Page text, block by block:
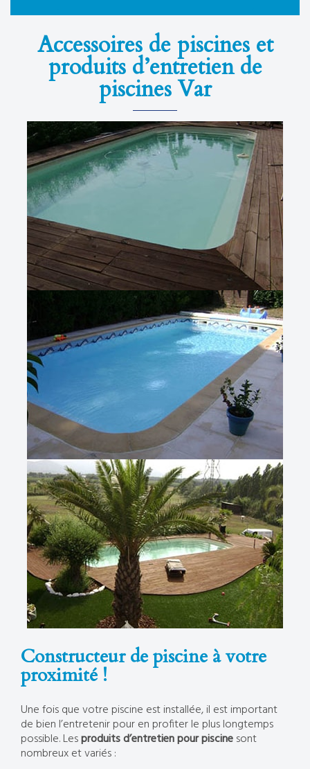
Accessoires de piscines et
produits d’entretien de
piscines Var
Constructeur de piscine à votre
proximité !
Une fois que votre piscine est installée, il est important
de bien l’entretenir pour en profiter le plus longtemps
possible. Lesproduits d’entretien pour piscinesont
nombreux et variés :